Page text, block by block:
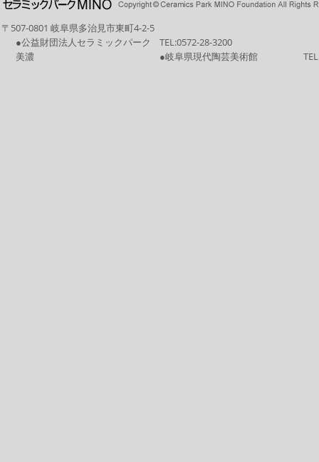
〒507-0801 岐阜県多治見市東町4-2-5
●公益財団法人セラミックパーク
美濃
TEL:0572-28-3200
●岐阜県現代陶芸美術館